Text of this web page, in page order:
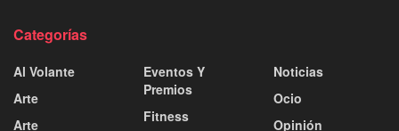
Categorías
Al Volante
Arte
Arte
Eventos Y
Premios
Fitness
Noticias
Ocio
Opinión